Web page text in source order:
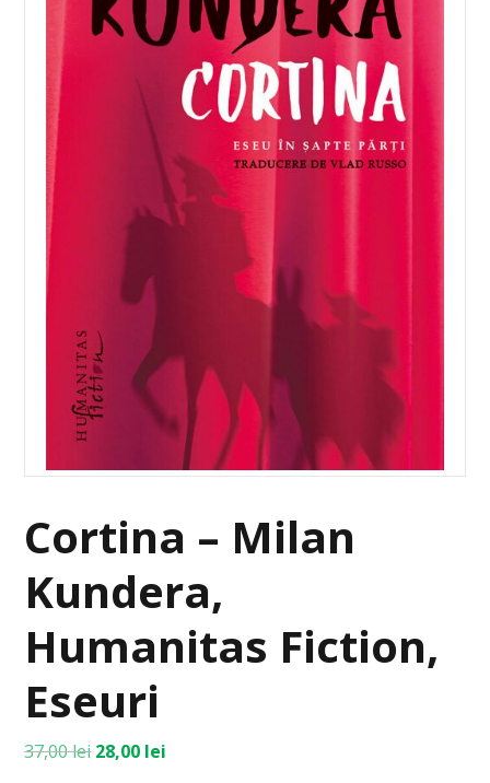
Cortina – Milan
Kundera,
Humanitas Fiction,
Eseuri
37,00lei 28,00 lei